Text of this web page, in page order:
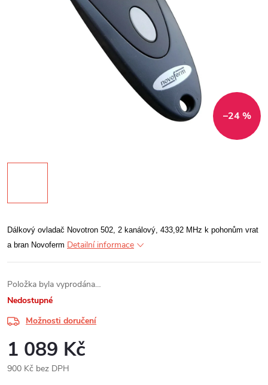
–24 %
Dálkový ovladač Novotron 502, 2 kanálový, 433,92 MHz k pohonům vrat
a bran Novoferm Detailní informace
Položka byla vyprodána…
Nedostupné
Možnosti doručení
1 089 Kč
900 Kč bez DPH